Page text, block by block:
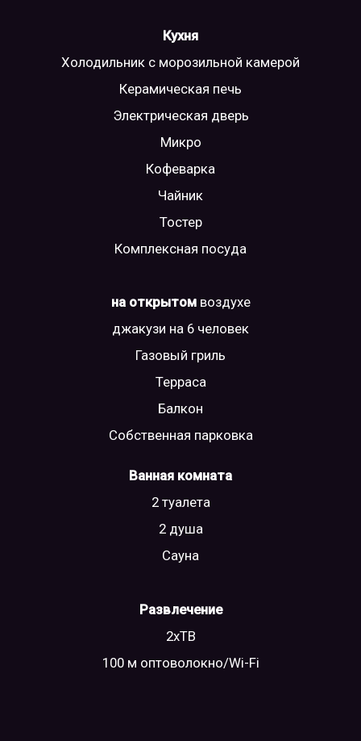
Кухня
Холодильник с морозильной камерой
Керамическая печь
Электрическая дверь
Микро
Кофеварка
Чайник
Тостер
Комплексная посуда
на открытом воздухе
джакузи на 6 человек
Газовый гриль
Терраса
Балкон
Собственная парковка
Ванная комната
2 туалета
2 душа
Сауна
Развлечение
2xТВ
100 м оптоволокно/Wi-Fi